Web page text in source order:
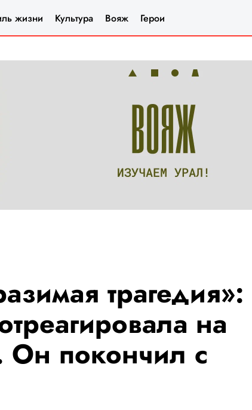
жизни Культура Вояж Герои
трагедия»:
на
Он покончил с